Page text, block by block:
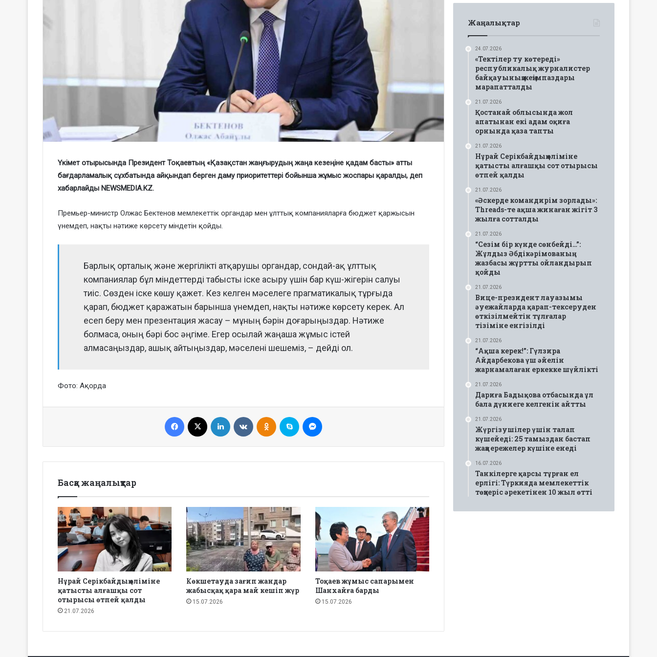
Үкімет отырысында Президент Тоқаевтың «Қазақстан жаңғырудың жаңа кезеңіне қадам басты» атты
бағдарламалық сұхбатында айқындап берген даму приоритеттері бойынша жұмыс жоспары қаралды, деп
хабарлайды NEWSMEDIA.KZ.
Премьер-министр Олжас Бектенов мемлекеттік органдар мен ұлттық компанияларға бюджет қаржысын
үнемдеп, нақты нәтиже көрсету міндетін қойды.
Барлық орталық және жергілікті атқарушы органдар, сондай-ақ ұлттық
компаниялар бұл міндеттерді табысты іске асыру үшін бар күш-жігерін салуы
тиіс. Сөзден іске көшу қажет. Кез келген мәселеге прагматикалық тұрғыда
қарап, бюджет қаражатын барынша үнемдеп, нақты нәтиже көрсету керек. Ал
есеп беру мен презентация жасау – мұның бәрін доғарыңыздар. Нәтиже
болмаса, оның бәрі бос әңгіме. Егер осылай жаңаша жұмыс істей
алмасаңыздар, ашық айтыңыздар, мәселені шешеміз, – дейді ол.
Фото: Ақорда
Facebook LinkedIn VKontakteOdnoklassniki
Skype
Басқа жаңалықтар
Нұрай Серікбайдың өліміне
қатысты алғашқы сот
отырысы өтпей қалды
21.07.2026
Көкшетауда зағип жандар
жабысқақ қара май кешіп жүр
15.07.2026
Тоқаев жұмыс сапарымен
Шанхайға барды
15.07.2026
Жаңалықтар
24.07.2026
«Тектілер ту көтереді»
республикалық журналистер
байқауының жеңімпаздары
марапатталды
21.07.2026
Қостанай облысында жол
апатынан екі адам оқиға
орнында қаза тапты
21.07.2026
Нұрай Серікбайдың өліміне
қатысты алғашқы сот отырысы
өтпей қалды
21.07.2026
«Әскерде командирім зорлады»:
Threads-те ақша жинаған жігіт 3
жылға сотталды
21.07.2026
“Сезім бір күнде сөнбейді…”:
Жұлдыз Әбдікәрімованың
жазбасы жұртты ойландырып
қойды
21.07.2026
Вице-президент лауазымы
әуежайларда қарап-тексеруден
өткізілмейтін тұлғалар
тізіміне енгізілді
21.07.2026
“Ақша керек!”: Гүлзира
Айдарбекова үш әйелін
жарнамалаған еркекке шүйлікті
21.07.2026
Дариға Бадықова отбасында ұл
бала дүниеге келгенін айтты
21.07.2026
Жүргізушілер үшін талап
күшейеді: 25 тамыздан бастап
жаңа ережелер күшіне енеді
16.07.2026
Танкілерге қарсы тұрған ел
ерлігі: Түркияда мемлекеттік
төңкеріс әрекетінен 10 жыл өтті